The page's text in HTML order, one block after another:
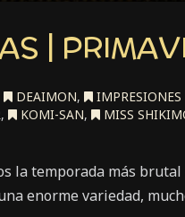
|
DEAIMON,
, KOMI-SAN, MISS
la temporada más
enorme variedad,